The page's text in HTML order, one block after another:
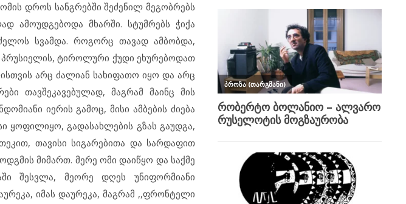
დროს სანგრებში შეძენილ მეგობრებს
ამოუდგებოდა მხარში. სტუმრებს ჭიქა
სვამდა. როგორც თავად ამბობდა,
პრუსიელის, ტიროლური ქუდი ეხურებოდათ
არც ძალიან სახიფათო იყო და არც
თავშეკავებულად, მაგრამ მაინც მის
იერის გამოც, მისი ამბების ძიება
ყოფილიყო, გადასახლების გზას გაუდგა,
თავისი სიგარებითა და სარდაფით
მიმართ. მერე ომი დაიწყო და საქმე
შესვლა, მეორე დღეს უნიფორმიანი
იმას დაურეკა, მაგრამ ,,ფრონტელი